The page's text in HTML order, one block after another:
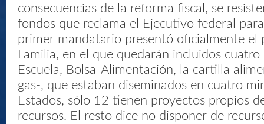
consecuencias de la reforma fiscal, se
fondos que reclama el Ejecutivo federal
primer mandatario presentó oficialmente el
Familia, en el que quedarán incluidos
Escuela, Bolsa-Alimentación, la cartilla
gas-, que estaban diseminados en cuatro
Estados, sólo 12 tienen proyectos propios
recursos. El resto dice no disponer de